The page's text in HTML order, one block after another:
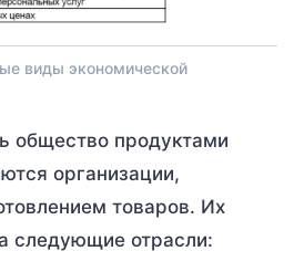
виды экономической
общество продуктами
организации,
товаров. Их
следующие отрасли: